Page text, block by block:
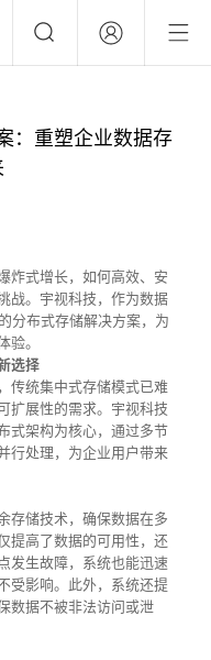
：重塑企业数据存
炸式增长，如何高效、安
战。宇视科技，作为数据
分布式存储解决方案，为
。
选择
传统集中式存储模式已难
扩展性的需求。宇视科技
式架构为核心，通过多节
行处理，为企业用户带来
存储技术，确保数据在多
提高了数据的可用性，还
发生故障，系统也能迅速
受影响。此外，系统还提
数据不被非法访问或泄